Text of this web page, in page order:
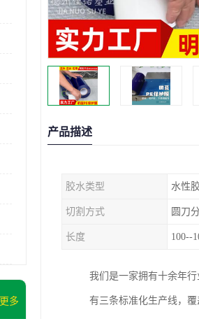
更多
产品描述
胶水类型 水性
切割方式 圆刀
长度 100--
我们是一家拥有十余年
有三条标准化生产线，